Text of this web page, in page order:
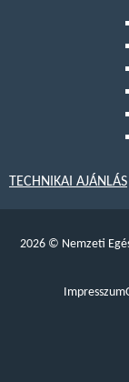
TECHNIKAI AJÁNLÁS
2026 © Nemzeti
Impresszum